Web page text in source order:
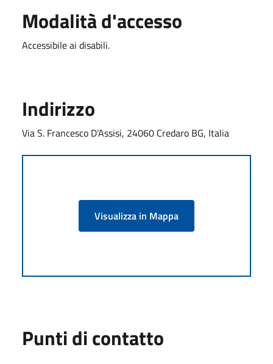
Modalità d'accesso
Accessibile ai disabili.
Indirizzo
Via S. Francesco D'Assisi, 24060 Credaro BG, Italia
Visualizza in Mappa
Punti di contatto